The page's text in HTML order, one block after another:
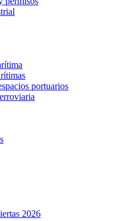
portuarios
2026